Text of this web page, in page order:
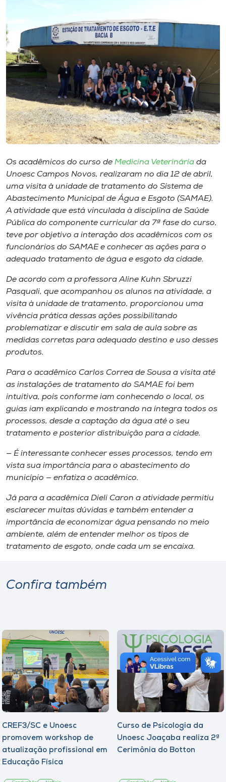
Biblioteca
Editora
Rádio
Museu
Unoesc
Selecione
o idioma
A+
A-
Os acadêmicos do curso de Medicina Veterinária da
Unoesc Campos Novos, realizaram no dia 12 de abril,
uma visita à unidade de tratamento do Sistema de
Abastecimento Municipal de Água e Esgoto (SAMAE).
A atividade que está vinculada à disciplina de Saúde
Pública do componente curricular da 7ª fase do curso,
teve por objetivo a interação dos acadêmicos com os
funcionários do SAMAE e conhecer as ações para o
adequado tratamento de água e esgoto da cidade.
De acordo com a professora Aline Kuhn Sbruzzi
Pasquali, que acompanhou os alunos na atividade, a
visita à unidade de tratamento, proporcionou uma
vivência prática dessas ações possibilitando
problematizar e discutir em sala de aula sobre as
medidas corretas para adequado destino e uso desses
produtos.
Para o acadêmico Carlos Correa de Sousa a visita até
as instalações de tratamento do SAMAE foi bem
intuitiva, pois conforme iam conhecendo o local, os
guias iam explicando e mostrando na íntegra todos os
processos, desde a captação da água até o seu
tratamento e posterior distribuição para a cidade.
— É interessante conhecer esses processos, tendo em
vista sua importância para o abastecimento do
município — enfatiza o acadêmico.
Já para a acadêmica Dieli Caron a atividade permitiu
esclarecer muitas dúvidas e também entender a
importância de economizar água pensando no meio
ambiente, além de entender melhor os tipos de
tratamento de esgoto, onde cada um se encaixa.
Confira também
CREF3/SC e Unoesc
promovem workshop de
atualização profissional em
Educação Física
Curso de Psicologia da
Unoesc Joaçaba realiza 2ª
Cerimônia do Botton